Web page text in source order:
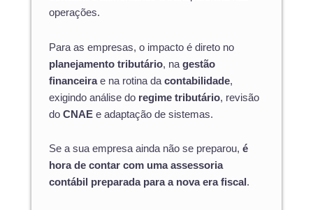
operações.
Para as empresas, o impacto é direto no
planejamento tributário, na gestão
financeirae na rotina da contabilidade,
exigindo análise do regime tributário, revisão
do CNAE e adaptação de sistemas.
Se a sua empresa ainda não se preparou, é
hora de contar com uma assessoria
contábil preparada para a nova era fiscal .